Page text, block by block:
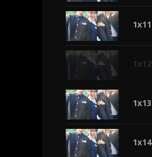
1x11
1x12
1x13
1x14